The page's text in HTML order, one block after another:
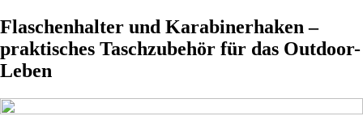
Flaschenhalter und Karabinerhaken –
praktisches Taschzubehör für das Outdoor-
Leben